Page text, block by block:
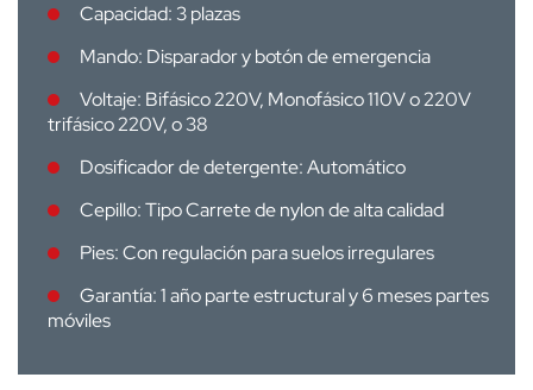
Capacidad: 3 plazas
Mando: Disparador y botón de emergencia
Voltaje: Bifásico 220V, Monofásico 110V o 220V
trifásico 220V, o 38
Dosificador de detergente: Automático
Cepillo: Tipo Carrete de nylon de alta calidad
Pies: Con regulación para suelos irregulares
Garantía: 1 año parte estructural y 6 meses partes
móviles